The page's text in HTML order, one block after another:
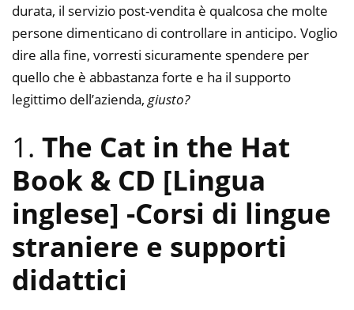
durata, il servizio post-vendita è qualcosa che molte
persone dimenticano di controllare in anticipo. Voglio
dire alla fine, vorresti sicuramente spendere per
quello che è abbastanza forte e ha il supporto
legittimo dell’azienda, giusto?
1. The Cat in the Hat
Book & CD [Lingua
inglese] -Corsi di lingue
straniere e supporti
didattici